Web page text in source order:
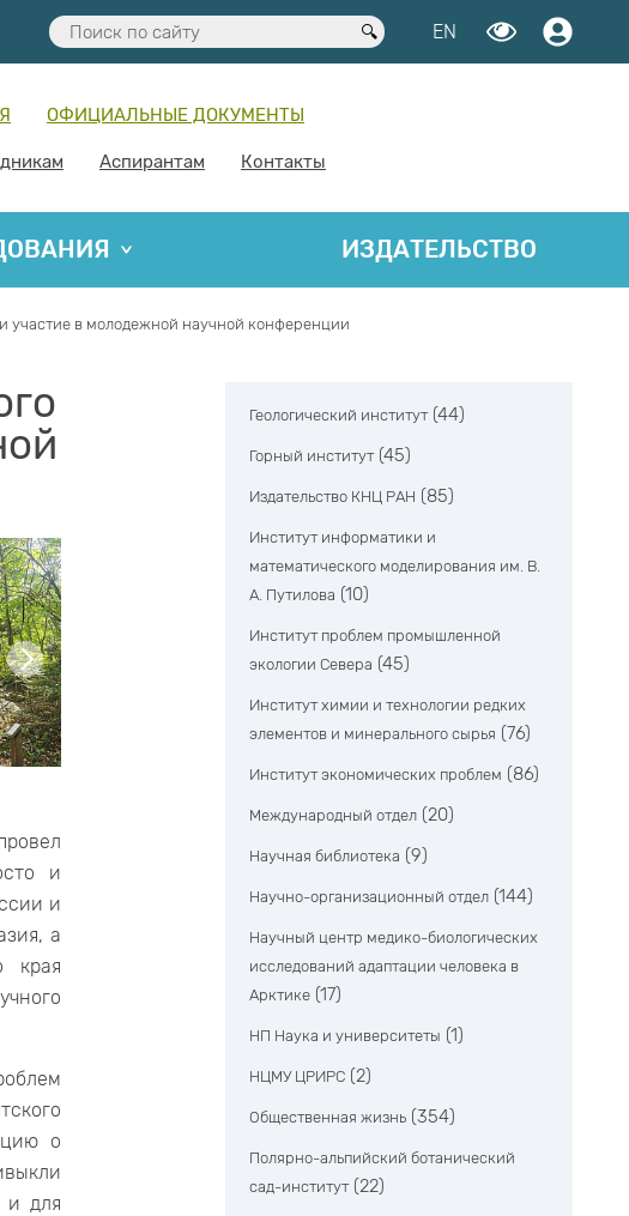
EN
ОФИЦИАЛЬНЫЕ ДОКУМЕНТЫ
Аспирантам Контакты
ИЗДАТЕЛЬСТВО
участие в молодежной научной конференции
и
и
а
края
о
и для
Геологический институт (44)
Горный институт (45)
Издательство КНЦ РАН (85)
Институт информатики и
математического моделирования им. В.
А. Путилова (10)
Институт проблем промышленной
экологии Севера (45)
Институт химии и технологии редких
элементов и минерального сырья (76)
Институт экономических проблем (86)
Международный отдел (20)
Научная библиотека (9)
Научно-организационный отдел (144)
Научный центр медико-биологических
исследований адаптации человека в
Арктике (17)
НП Наука и университеты (1)
НЦМУ ЦРИРС (2)
Общественная жизнь (354)
Полярно-альпийский ботанический
сад-институт (22)